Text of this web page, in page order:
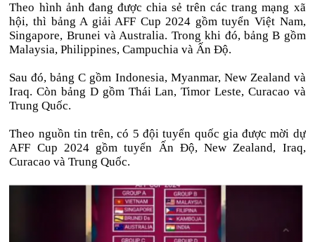
Theo hình ảnh đang được chia sẻ trên các trang mạng xã
hội, thì bảng A giải AFF Cup 2024 gồm tuyển Việt Nam,
Singapore, Brunei và Australia. Trong khi đó, bảng B gồm
Malaysia, Philippines, Campuchia và Ấn Độ.
Sau đó, bảng C gồm Indonesia, Myanmar, New Zealand và
Iraq. Còn bảng D gồm Thái Lan, Timor Leste, Curacao và
Trung Quốc.
Theo nguồn tin trên, có 5 đội tuyển quốc gia được mời dự
AFF Cup 2024 gồm tuyển Ấn Độ, New Zealand, Iraq,
Curacao và Trung Quốc.